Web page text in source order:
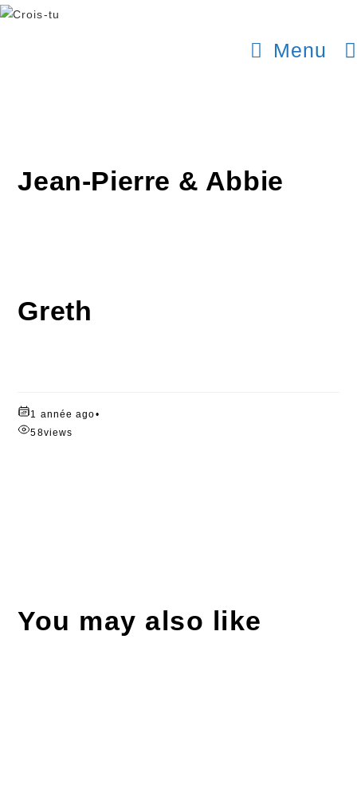
Aller
Menu
Jean-Pierre & Abbie
Greth
1 année ago•
58views
You may also like